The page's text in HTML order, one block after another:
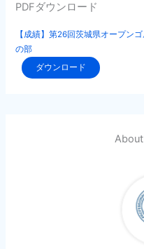
PDFダウンロード
【成績】第26回茨城県オープン
の部
ダウンロード